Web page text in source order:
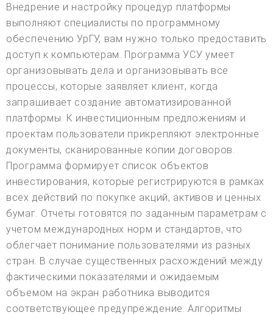
Внедрение и настройку процедур платформы
выполняют специалисты по программному
обеспечению УрГУ, вам нужно только предоставить
доступ к компьютерам. Программа УСУ умеет
организовывать дела и организовывать все
процессы, которые заявляет клиент, когда
запрашивает создание автоматизированной
платформы. К инвестиционным предложениям и
проектам пользователи прикрепляют электронные
документы, сканированные копии договоров.
Программа формирует список объектов
инвестирования, которые регистрируются в рамках
всех действий по покупке акций, активов и ценных
бумаг. Отчеты готовятся по заданным параметрам с
учетом международных норм и стандартов, что
облегчает понимание пользователями из разных
стран. В случае существенных расхождений между
фактическими показателями и ожидаемым
объемом на экран работника выводится
соответствующее предупреждение. Алгоритмы